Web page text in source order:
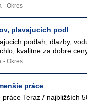
- Okres
plavajucich podl
podlah, dlazby,
kvalitne za dobre
- Okres
práce
práce Teraz / najbližších